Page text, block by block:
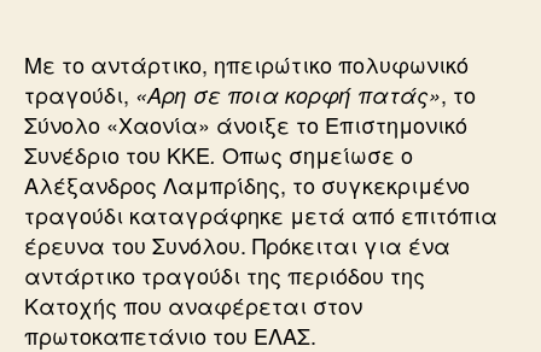
Με το αντάρτικο, ηπειρώτικο πολυφωνικό
τραγούδι, «Αρη σε ποια κορφή πατάς», το
Σύνολο «Χαονία» άνοιξε το Επιστημονικό
Συνέδριο του ΚΚΕ. Οπως σημείωσε ο
Αλέξανδρος Λαμπρίδης, το συγκεκριμένο
τραγούδι καταγράφηκε μετά από επιτόπια
έρευνα του Συνόλου. Πρόκειται για ένα
αντάρτικο τραγούδι της περιόδου της
Κατοχής που αναφέρεται στον
πρωτοκαπετάνιο του ΕΛΑΣ.